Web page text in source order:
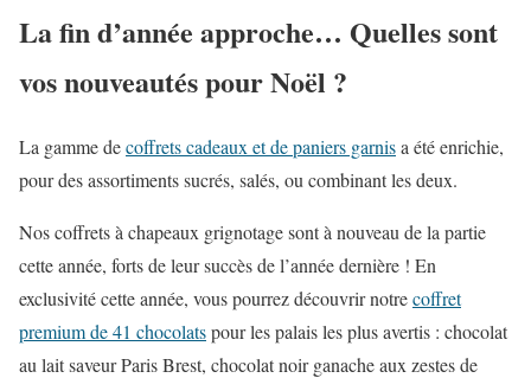
La fin d’année approche… Quelles sont
vos nouveautés pour Noël ?
La gamme decoffrets cadeaux et de paniers garnisa été enrichie,
pour des assortiments sucrés, salés, ou combinant les deux.
Nos coffrets à chapeaux grignotage sont à nouveau de la partie
cette année, forts de leur succès de l’année dernière ! En
exclusivité cette année, vous pourrez découvrir notrecoffret
premium de 41 chocolatspour les palais les plus avertis : chocolat
au lait saveur Paris Brest, chocolat noir ganache aux zestes de